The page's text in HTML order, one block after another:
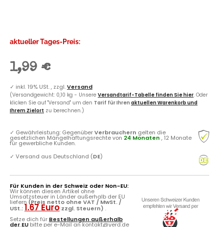
aktueller Tages-Preis:
1,99 €
✓ inkl. 19% USt. , zzgl.Versand
(Versandgewicht: 0,10 kg - Unsere Versandtarif-Tabelle finden Sie hier. Oder
klicken Sie auf "Versand" um den Tarif für Ihren aktuellen Warenkorb und
Ihrem Zielort zu berechnen.)
✓ Gewährleistung: GegenüberVerbrauchern gelten die
gesetzlichen Mängelhaftungsrechte von 24 Monaten , 12 Monate
für gewerbliche Kunden.
✓ Versand aus Deutschland (DE)
Für Kunden in der Schweiz oder Non-EU:
Wir können diesen Artikel ohne
Umsatzsteuer in Länder außerhalb der EU
liefern (Preis netto ohne VAT / MwSt. /
USt.:1.67 Euro zzgl. Steuern) .
Setze dich für Bestellungen außerhalb
der EU bitte per e-Mail an kontakt@yerd.de